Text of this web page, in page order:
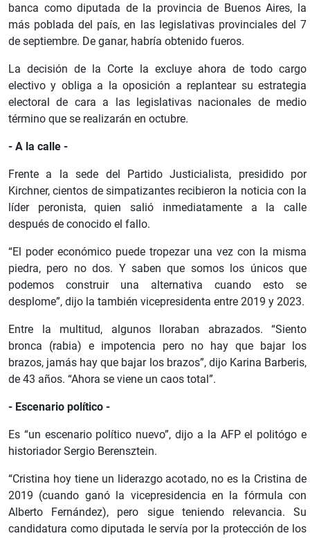
banca como diputada de la provincia de Buenos Aires, la
más poblada del país, en las legislativas provinciales del 7
de septiembre. De ganar, habría obtenido fueros.
La decisión de la Corte la excluye ahora de todo cargo
electivo y obliga a la oposición a replantear su estrategia
electoral de cara a las legislativas nacionales de medio
término que se realizarán en octubre.
- A la calle -
Frente a la sede del Partido Justicialista, presidido por
Kirchner, cientos de simpatizantes recibieron la noticia con la
líder peronista, quien salió inmediatamente a la calle
después de conocido el fallo.
“El poder económico puede tropezar una vez con la misma
piedra, pero no dos. Y saben que somos los únicos que
podemos construir una alternativa cuando esto se
desplome”, dijo la también vicepresidenta entre 2019 y 2023.
Entre la multitud, algunos lloraban abrazados. “Siento
bronca (rabia) e impotencia pero no hay que bajar los
brazos, jamás hay que bajar los brazos”, dijo Karina Barberis,
de 43 años. “Ahora se viene un caos total”.
- Escenario político -
Es “un escenario político nuevo”, dijo a la AFP el politógo e
historiador Sergio Berensztein.
“Cristina hoy tiene un liderazgo acotado, no es la Cristina de
2019 (cuando ganó la vicepresidencia en la fórmula con
Alberto Fernández), pero sigue teniendo relevancia. Su
candidatura como diputada le servía por la protección de los